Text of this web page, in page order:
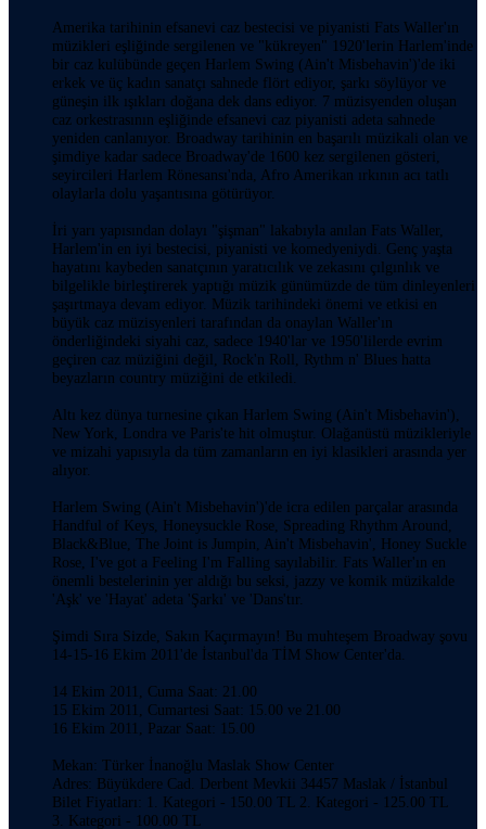
Amerika tarihinin efsanevi caz bestecisi ve piyanisti Fats Waller'ın
müzikleri eşliğinde sergilenen ve "kükreyen" 1920'lerin Harlem'inde
bir caz kulübünde geçen Harlem Swing (Ain't Misbehavin')'de iki
erkek ve üç kadın sanatçı sahnede flört ediyor, şarkı söylüyor ve
güneşin ilk ışıkları doğana dek dans ediyor. 7 müzisyenden oluşan
caz orkestrasının eşliğinde efsanevi caz piyanisti adeta sahnede
yeniden canlanıyor. Broadway tarihinin en başarılı müzikali olan ve
şimdiye kadar sadece Broadway'de 1600 kez sergilenen gösteri,
seyircileri Harlem Rönesansı'nda, Afro Amerikan ırkının acı tatlı
olaylarla dolu yaşantısına götürüyor.
İri yarı yapısından dolayı "şişman" lakabıyla anılan Fats Waller,
Harlem'in en iyi bestecisi, piyanisti ve komedyeniydi. Genç yaşta
hayatını kaybeden sanatçının yaratıcılık ve zekasını çılgınlık ve
bilgelikle birleştirerek yaptığı müzik günümüzde de tüm dinleyenleri
şaşırtmaya devam ediyor. Müzik tarihindeki önemi ve etkisi en
büyük caz müzisyenleri tarafından da onaylan Waller'ın
önderliğindeki siyahi caz, sadece 1940'lar ve 1950'lilerde evrim
geçiren caz müziğini değil, Rock'n Roll, Rythm n' Blues hatta
beyazların country müziğini de etkiledi.
Altı kez dünya turnesine çıkan Harlem Swing (Ain't Misbehavin'),
New York, Londra ve Paris'te hit olmuştur. Olağanüstü müzikleriyle
ve mizahi yapısıyla da tüm zamanların en iyi klasikleri arasında yer
alıyor.
Harlem Swing (Ain't Misbehavin')'de icra edilen parçalar arasında
Handful of Keys, Honeysuckle Rose, Spreading Rhythm Around,
Black&Blue, The Joint is Jumpin, Ain't Misbehavin', Honey Suckle
Rose, I've got a Feeling I'm Falling sayılabilir. Fats Waller'ın en
önemli bestelerinin yer aldığı bu seksi, jazzy ve komik müzikalde
'Aşk' ve 'Hayat' adeta 'Şarkı' ve 'Dans'tır.
Şimdi Sıra Sizde, Sakın Kaçırmayın! Bu muhteşem Broadway şovu
14-15-16 Ekim 2011'de İstanbul'da TİM Show Center'da.
14 Ekim 2011, Cuma Saat: 21.00
15 Ekim 2011, Cumartesi Saat: 15.00 ve 21.00
16 Ekim 2011, Pazar Saat: 15.00
Mekan: Türker İnanoğlu Maslak Show Center
Adres: Büyükdere Cad. Derbent Mevkii 34457 Maslak / İstanbul
Bilet Fiyatları: 1. Kategori - 150.00 TL 2. Kategori - 125.00 TL
3. Kategori - 100.00 TL